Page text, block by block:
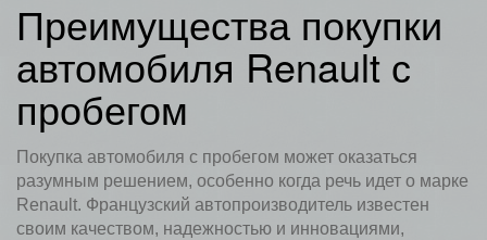
Преимущества покупки
автомобиля Renault с
пробегом
Покупка автомобиля с пробегом может оказаться
разумным решением, особенно когда речь идет о марке
Renault. Французский автопроизводитель известен
своим качеством, надежностью и инновациями,